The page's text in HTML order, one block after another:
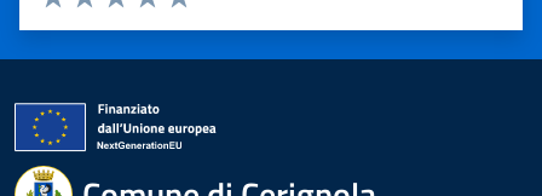
Valuta 5 stelle su 5
Valuta 4 stelle su 5
Valuta 3 stelle su 5
Valuta 2 stelle su 5
Valuta 1 stelle su 5